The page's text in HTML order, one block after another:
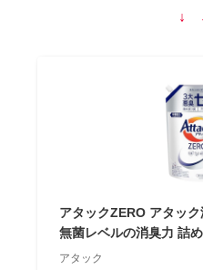
↓
アタックZERO アタック
無菌レベルの消臭力 詰
アタック